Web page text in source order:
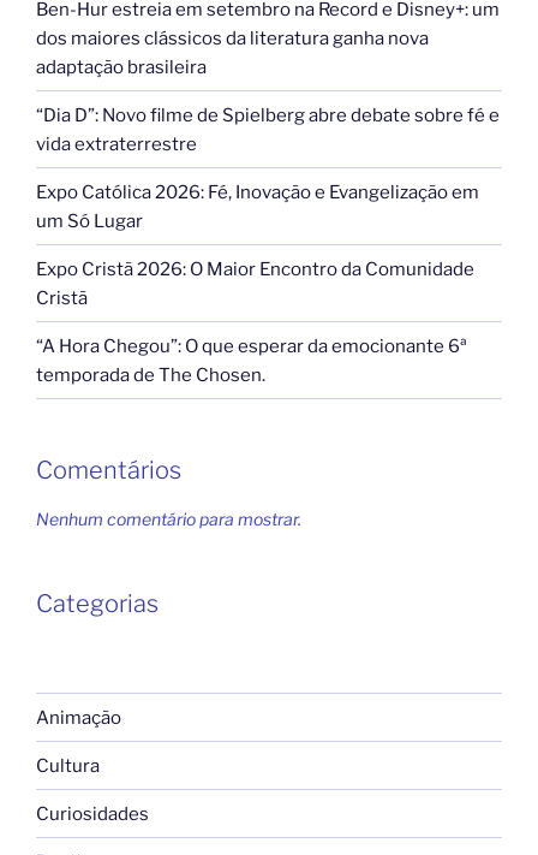
Ben-Hur estreia em setembro na Record e Disney+: um
dos maiores clássicos da literatura ganha nova
adaptação brasileira
“Dia D”: Novo filme de Spielberg abre debate sobre fé e
vida extraterrestre
Expo Católica 2026: Fé, Inovação e Evangelização em
um Só Lugar
Expo Cristã 2026: O Maior Encontro da Comunidade
Cristã
“A Hora Chegou”: O que esperar da emocionante 6ª
temporada de The Chosen.
Comentários
Nenhum comentário para mostrar.
Categorias
Animação
Cultura
Curiosidades